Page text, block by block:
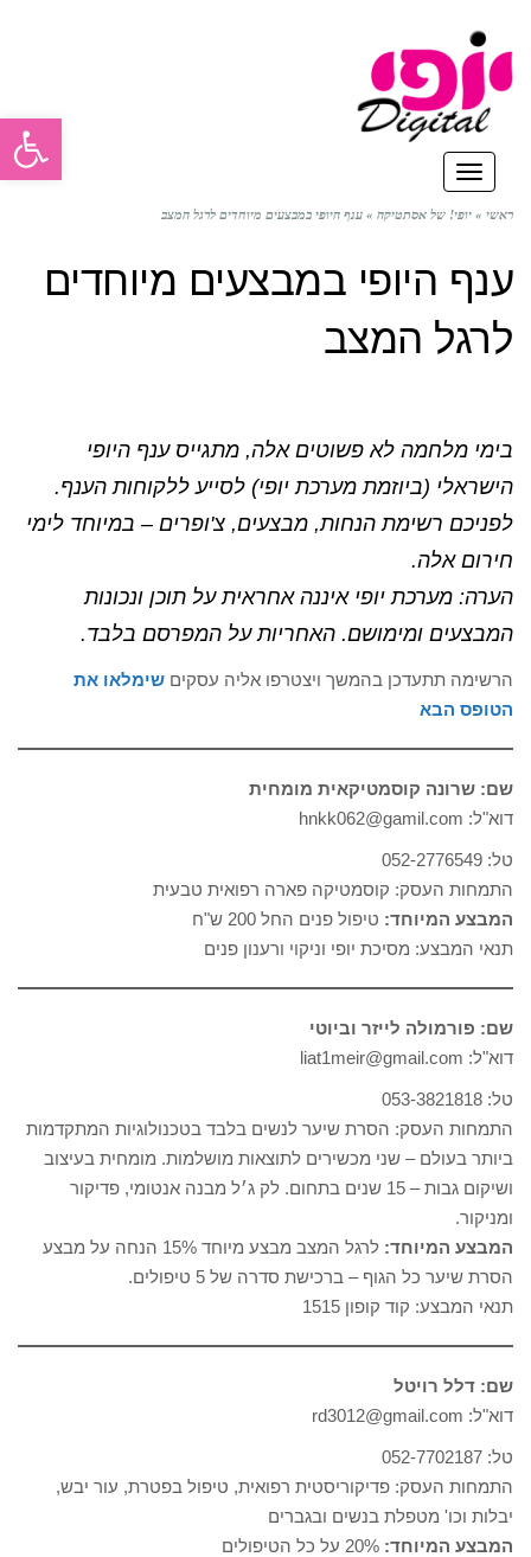
תפריט
ראשי » יופי! של אסתטיקה » ענף היופי במבצעים מיוחדים לרגל המצב
ענף היופי במבצעים מיוחדים
לרגל המצב
בימי מלחמה לא פשוטים אלה, מתגייס ענף היופי
הישראלי (ביוזמת מערכת יופי) לסייע ללקוחות הענף.
לפניכם רשימת הנחות, מבצעים, צ'ופרים – במיוחד לימי
חירום אלה.
הערה: מערכת יופי איננה אחראית על תוכן ונכונות
המבצעים ומימושם. האחריות על המפרסם בלבד.
הרשימה תתעדכן בהמשך ויצטרפו אליה עסקים שימלאו את
הטופס הבא
שם: שרונה קוסמטיקאית מומחית
דוא"ל: hnkk062@gamil.com
טל: 052-2776549
התמחות העסק: קוסמטיקה פארה רפואית טבעית
המבצע המיוחד: טיפול פנים החל 200 ש"ח
תנאי המבצע: מסיכת יופי וניקוי ורענון פנים
שם: פורמולה לייזר וביוטי
דוא"ל: liat1meir@gmail.com
טל: 053-3821818
התמחות העסק: הסרת שיער לנשים בלבד בטכנולוגיות המתקדמות
ביותר בעולם – שני מכשירים לתוצאות מושלמות. מומחית בעיצוב
ושיקום גבות – 15 שנים בתחום. לק ג׳ל מבנה אנטומי, פדיקור
ומניקור.
המבצע המיוחד:
לרגל המצב מבצע מיוחד 15% הנחה על מבצע
הסרת שיער כל הגוף – ברכישת סדרה של 5 טיפולים.
תנאי המבצע: קוד קופון 1515
שם: דלל רויטל
דוא"ל: rd3012@gmail.com
טל: 052-7702187
התמחות העסק: פדיקוריסטית רפואית, טיפול בפטרת, עור יבש,
יבלות וכו' מטפלת בנשים ובגברים
המבצע המיוחד:
פתח